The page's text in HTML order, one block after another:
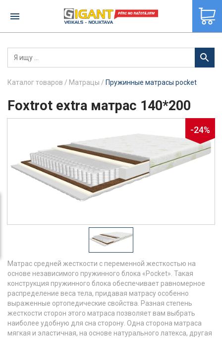
×
Каталог товаров / Матрацы / Пружинные матрасы pocket
Foxtrot extra матрас 140*200
-24%
Матрас средней жесткости с переменной жесткостью на
основе независимого пружинного блока «Pocket». Такая
конструкция пружинного блока обеспечивает равномерное
распределение веса тела, придавая матрасу особенно
выраженные ортопедические свойства. Разная степень
жесткости сторон этого матраса позволяет вам выбрать
наиболее удобную для сна сторону. Одна сторона матраса
мягкая и эластичная, на основе натурального латекса, другая